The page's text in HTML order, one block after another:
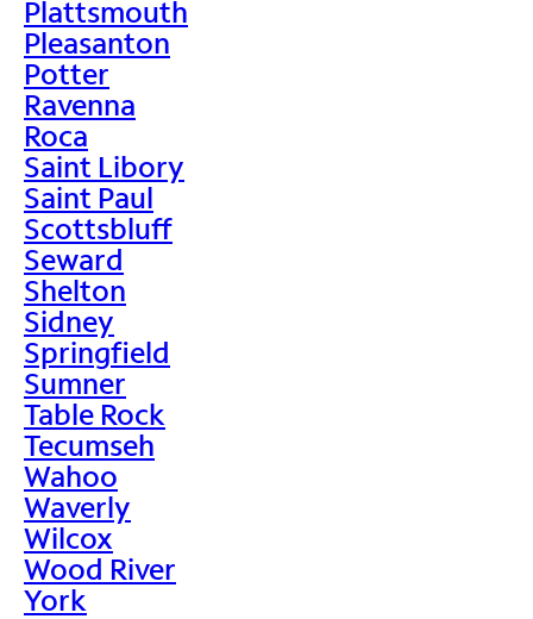
Plattsmouth
Pleasanton
Potter
Ravenna
Roca
Saint Libory
Saint Paul
Scottsbluff
Seward
Shelton
Sidney
Springfield
Sumner
Table Rock
Tecumseh
Wahoo
Waverly
Wilcox
Wood River
York